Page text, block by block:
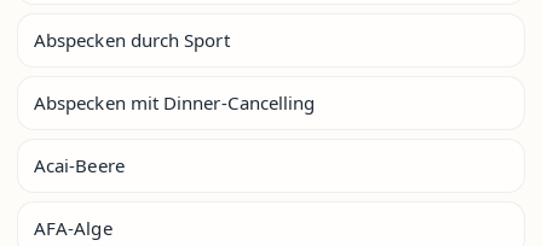
Abspecken durch Sport
Abspecken mit Dinner-Cancelling
Acai-Beere
AFA-Alge